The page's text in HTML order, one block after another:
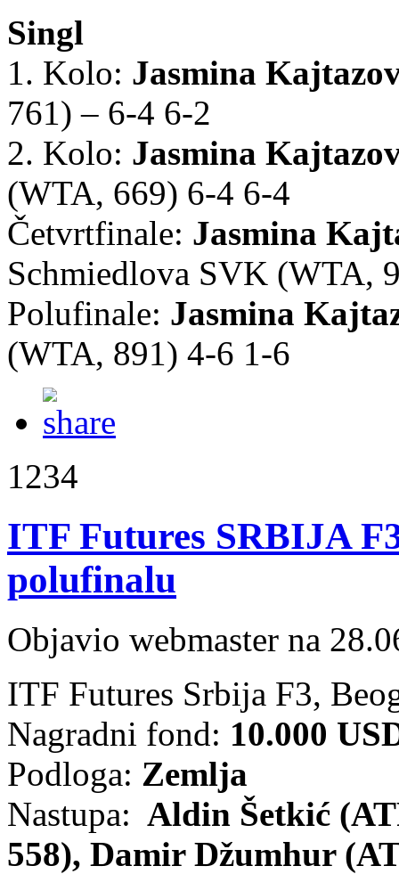
Singl
1. Kolo: Jasmina
761) – 6-4 6-2
2. Kolo: Jasmina
(WTA, 669) 6-4 6-4
Četvrtfinale: Jasmina
Schmiedlova SVK (WTA,
Polufinale: Jasmina
(WTA, 891) 4-6 1-6
1234
ITF Futures SRBIJA
polufinalu
Objavio webmaster na
ITF Futures Srbija F3,
Nagradni fond: 10.000
Podloga: Zemlja
Nastupa: Aldin Šetkić
558), Damir Džumhur